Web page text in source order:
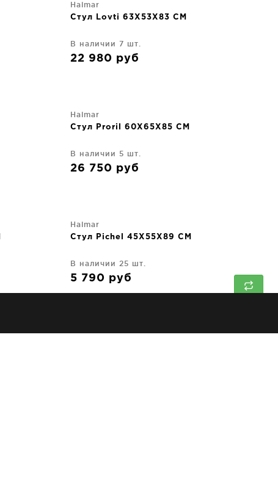
Halmar
Стул Lovti 63X53X83 CM
В наличии 7 шт.
22 980 руб
Halmar
Стул Proril 60X65X85 CM
В наличии 5 шт.
26 750 руб
Halmar
Стул Pichel 45X55X89 CM
В наличии 25 шт.
5 790 руб
Halmar